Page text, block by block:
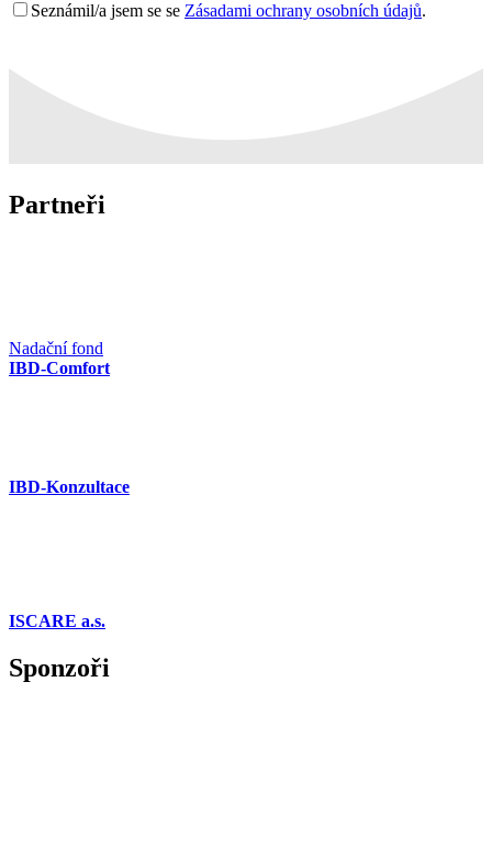
Seznámil/a jsem se se Zásadami ochrany osobních údajů.
Partneři
Nadační fond
IBD-Comfort
IBD-Konzultace
ISCARE a.s.
Sponzoři